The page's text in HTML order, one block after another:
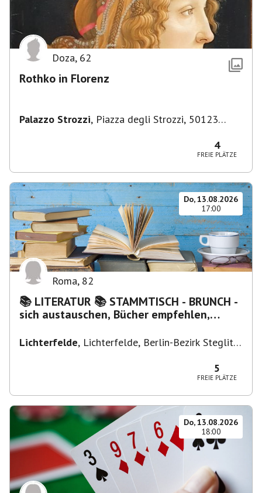
Doza, 62
Rothko in Florenz
Palazzo Strozzi, Piazza degli Strozzi, 50123
4
FREIE PLÄTZE
Do, 13.08.2026
17:00
Roma, 82
📚 LITERATUR 📚 STAMMTISCH - BRUNCH -
sich austauschen, Bücher empfehlen,
Lichterfelde, Lichterfelde, Berlin-Bezirk Steglitz-
5
FREIE PLÄTZE
Do, 13.08.2026
18:00